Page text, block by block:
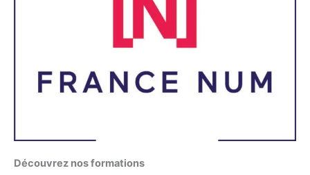
Découvrez nos formations